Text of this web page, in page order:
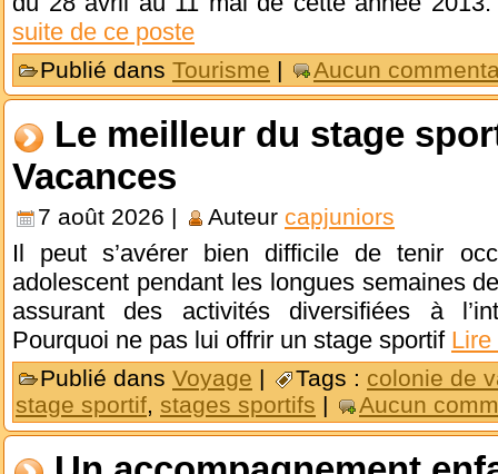
suite de ce poste
Publié dans Tourisme | Aucun
Le meilleur du stage
Vacances
7 août 2026 | Auteur capjuniors
Il peut s’avérer bien difficile de tenir
adolescent pendant les longues semaines
assurant des activités diversifiées à
Pourquoi ne pas lui offrir un stage sportif Lire
Publié dans Voyage | Tags : colonie de
stage sportif, stages sportifs | Aucun